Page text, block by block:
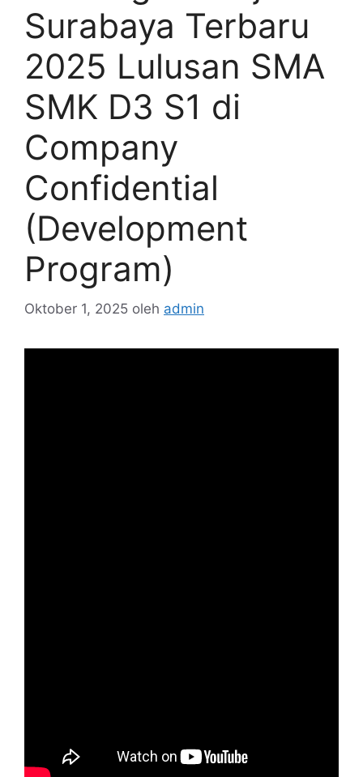
Surabaya Terbaru
2025 Lulusan SMA
SMK D3 S1 di
Company
Confidential
(Development
Program)
Oktober 1, 2025 oleh admin